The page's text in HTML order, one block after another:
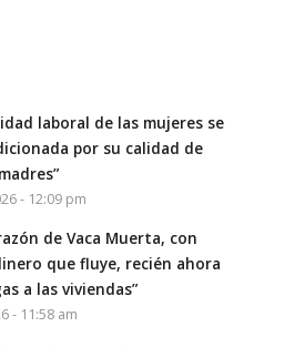
laboral de las mujeres se
por su calidad de
- 12:09 pm
de Vaca Muerta, con
que fluye, recién ahora
a las viviendas”
- 11:58 am